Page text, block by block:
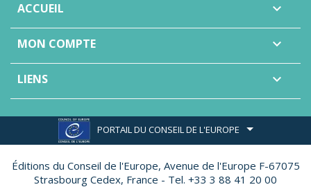
ACCUEIL 
MON COMPTE 
LIENS 
PORTAIL DU CONSEIL DE L'EUROPE
Éditions du Conseil de l'Europe, Avenue de l'Europe F-67075
Strasbourg Cedex, France - Tel. +33 3 88 41 20 00